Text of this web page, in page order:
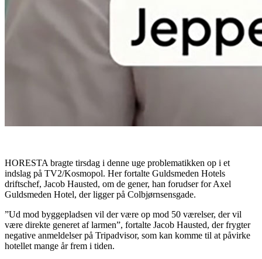
HORESTA bragte tirsdag i denne uge problematikken op i et
indslag på TV2/Kosmopol. Her fortalte Guldsmeden Hotels
driftschef, Jacob Hausted, om de gener, han forudser for Axel
Guldsmeden Hotel, der ligger på Colbjørnsensgade.
”Ud mod byggepladsen vil der være op mod 50 værelser, der vil
være direkte generet af larmen”, fortalte Jacob Hausted, der frygter
negative anmeldelser på Tripadvisor, som kan komme til at påvirke
hotellet mange år frem i tiden.